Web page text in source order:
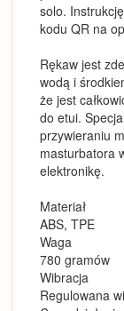
solo.
kodu QR na
Rękaw jest
wodą i
że jest
do etui.
przywieraniu
masturbatora
elektronikę.
Materiał
ABS, TPE
Waga
780 gramów
Wibracja
Regulowana